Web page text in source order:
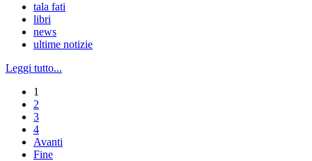
tala fati
libri
news
ultime notizie
Leggi tutto...
1
2
3
4
Avanti
Fine